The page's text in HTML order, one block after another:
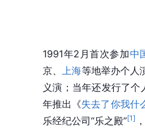
1991年2月首次参加中
京、上海等地举办个人
义演；当年还发行了个
年推出《失去了你我什
乐经纪公司“乐之殿”[1]